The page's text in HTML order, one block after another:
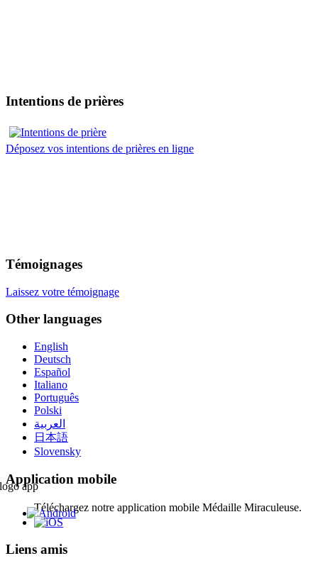
Intentions de prières
Déposez vos intentions de prières en ligne
Témoignages
Laissez votre témoignage
Other languages
English
Deutsch
Español
Italiano
Português
Polski
العربية
日本語
Slovensky
Application mobile
Téléchargez notre application mobile Médaille Miraculeuse.
Liens amis